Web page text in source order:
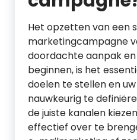
Het opzetten van een
marketingcampagne
doordachte aanpak
beginnen, is het
doelen te stellen en
nauwkeurig te
de juiste kanalen
effectief over te